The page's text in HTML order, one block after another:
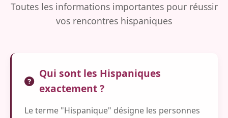
Toutes les informations importantes pour réussir
vos rencontres hispaniques
Qui sont les Hispaniques
exactement ?
Le terme "Hispanique" désigne les personnes